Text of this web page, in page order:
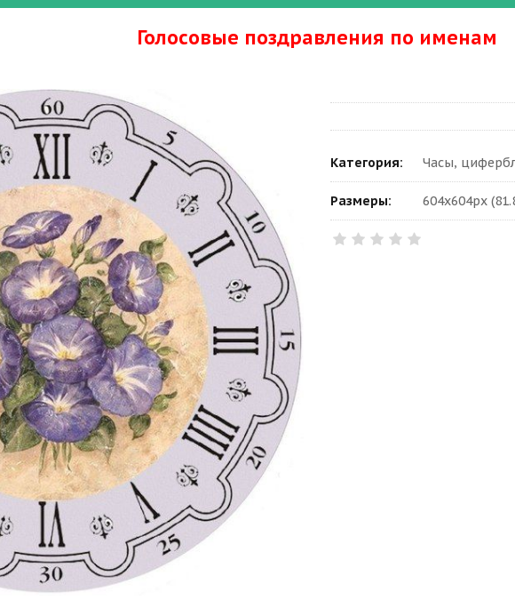
Голосовые поздравления по именам
Категория: Часы,
Размеры: 604x604px